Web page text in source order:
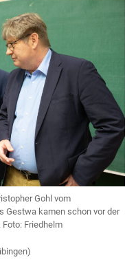
Gohl vom
Gestwa kamen schon vor der
Friedhelm